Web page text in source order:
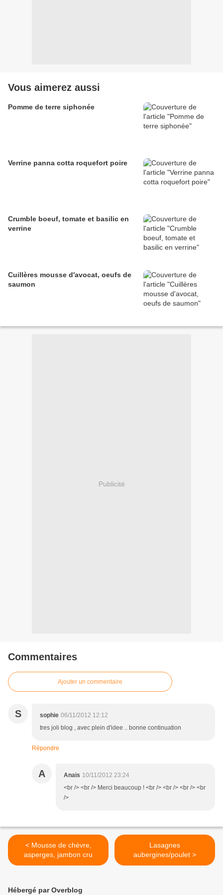
Vous aimerez aussi
Pomme de terre siphonée
Verrine panna cotta roquefort poire
Crumble boeuf, tomate et basilic en
verrine
Cuillères mousse d'avocat, oeufs de
saumon
Publicité
Commentaires
Ajouter un commentaire
S sophie 06/11/2012 12:12
tres joli blog , avec plein d'idee .. bonne continuation
Répondre
A Anaïs 10/11/2012 23:24
<br /> <br /> Merci beaucoup ! <br /> <br /> <br /> <br
/>
< Mousse de chèvre,
asperges, jambon cru
Lasagnes
aubergines/poulet >
Hébergé par Overblog